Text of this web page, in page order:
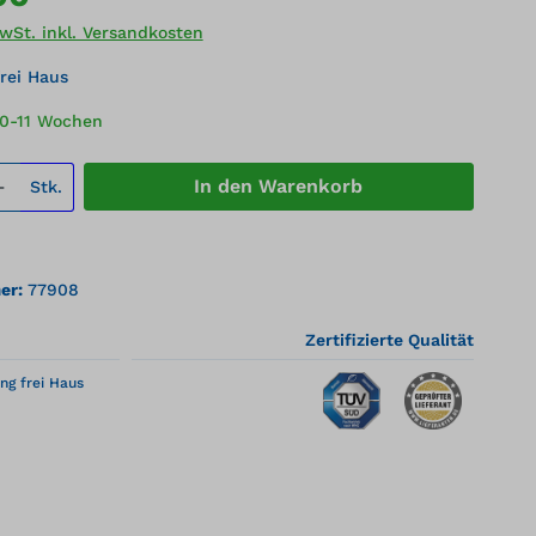
inkl. Versandkosten
Haus
11 Wochen
Anzahl: Gib den gewünschten Wert
Stk. In den Warenkorb
77908
frei Haus
Zertifizierte Qualität